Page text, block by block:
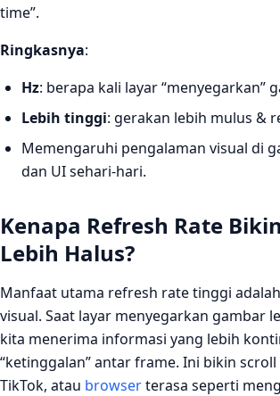
time”.
Ringkasnya:
Hz: berapa kali layar “menyegarkan”
Lebih tinggi: gerakan lebih mulus &
Memengaruhi pengalaman visual di
dan UI sehari‑hari.
Kenapa Refresh Rate
Lebih Halus?
Manfaat utama refresh rate tinggi
visual. Saat layar menyegarkan gambar
kita menerima informasi yang lebih
“ketinggalan” antar frame. Ini bikin
TikTok, atau browserterasa seperti